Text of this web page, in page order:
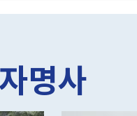
명사